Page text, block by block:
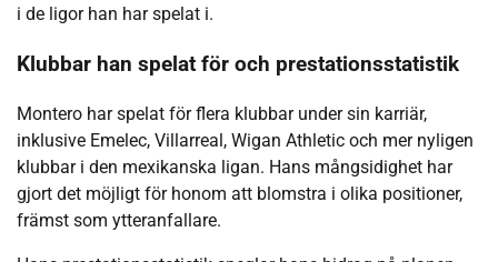
i de ligor han har spelat i.
Klubbar han spelat för och prestationsstatistik
Montero har spelat för flera klubbar under sin karriär,
inklusive Emelec, Villarreal, Wigan Athletic och mer nyligen
klubbar i den mexikanska ligan. Hans mångsidighet har
gjort det möjligt för honom att blomstra i olika positioner,
främst som ytteranfallare.